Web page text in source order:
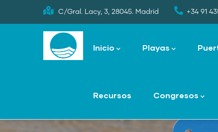
to
C/Gral. Lacy, 3, 28045. Madrid +34 91
navigation
Inicio Playas
Recursos Congresos